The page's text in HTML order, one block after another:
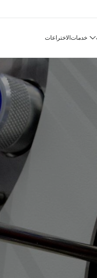
خدمات الاختراعات